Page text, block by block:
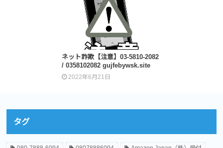
ネット詐欺【注意】03-5810-2082
/ 0358102082 gujfebywsk.site
2022年6月21日
タグ